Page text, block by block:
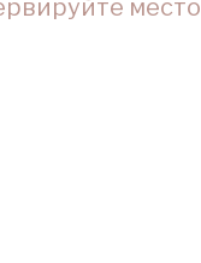
место